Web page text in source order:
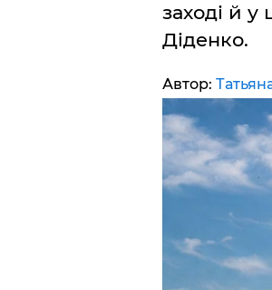
заході й у
Діденко.
Автор: